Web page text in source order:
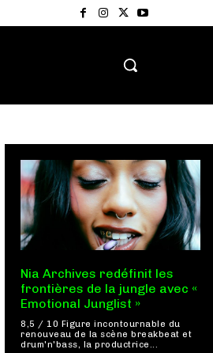
Nia Archives redéfinit les
frontières de la jungle avec «
Emotional Junglist »
8,5 / 10 Figure incontournable du
renouveau de la scène breakbeat et
drum'n'bass, la productrice...